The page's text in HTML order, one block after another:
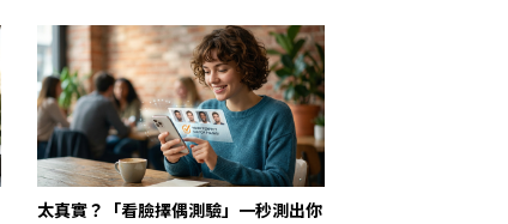
太真實？「看臉擇偶測驗」一秒測出你